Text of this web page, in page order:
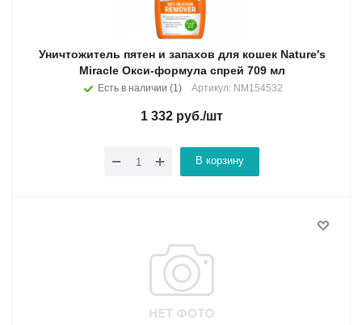
Уничтожитель пятен и запахов для кошек Nature's
Miracle Окси-формула спрей 709 мл
Есть в наличии (1) Артикул: NM154532
1 332 руб./шт
В корзину